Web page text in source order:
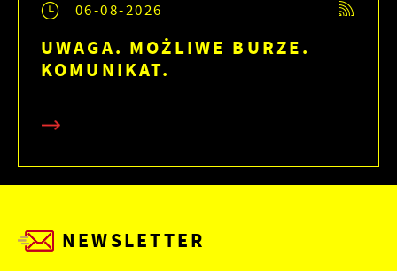
06-08-2026
UWAGA. MOŻLIWE BURZE.
KOMUNIKAT.
NEWSLETTER